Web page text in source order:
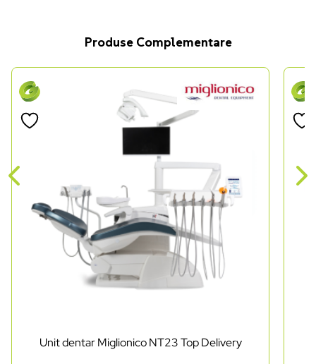
Produse Complementare
Unit dentar Miglionico NT23 Top Delivery